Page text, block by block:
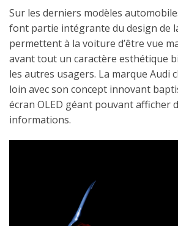
Sur les derniers modèles
font partie intégrante du design de
permettent à la voiture d’être vue
avant tout un caractère esthétique
les autres usagers. La marque Audi
loin avec son concept innovant
écran OLED géant pouvant afficher
informations.